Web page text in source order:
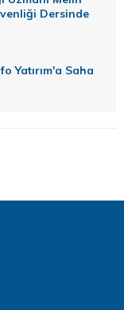
Dersinde
Yatırım'a Saha